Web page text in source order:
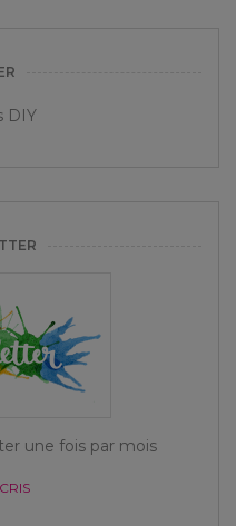
DIY
une fois par mois